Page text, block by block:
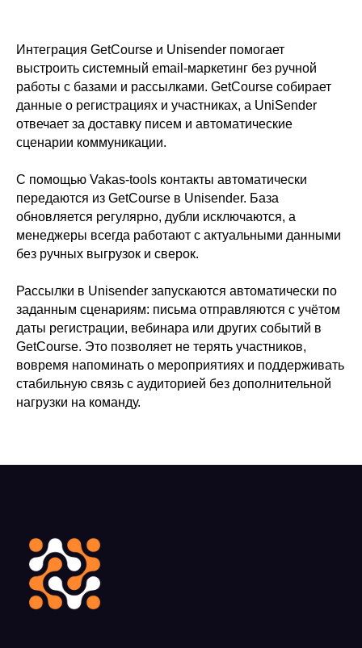
Интеграция GetCourse и Unisender помогает
выстроить системный email-маркетинг без ручной
работы с базами и рассылками. GetCourse собирает
данные о регистрациях и участниках, а UniSender
отвечает за доставку писем и автоматические
сценарии коммуникации.
С помощью Vakas-tools контакты автоматически
передаются из GetCourse в Unisender. База
обновляется регулярно, дубли исключаются, а
менеджеры всегда работают с актуальными данными
без ручных выгрузок и сверок.
Рассылки в Unisender запускаются автоматически по
заданным сценариям: письма отправляются с учётом
даты регистрации, вебинара или других событий в
GetCourse. Это позволяет не терять участников,
вовремя напоминать о мероприятиях и поддерживать
стабильную связь с аудиторией без дополнительной
нагрузки на команду.